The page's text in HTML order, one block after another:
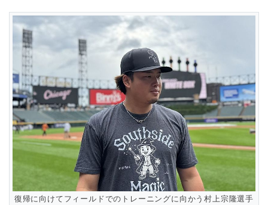
復帰に向けてフィールドでのトレーニングに向かう村上宗隆選手